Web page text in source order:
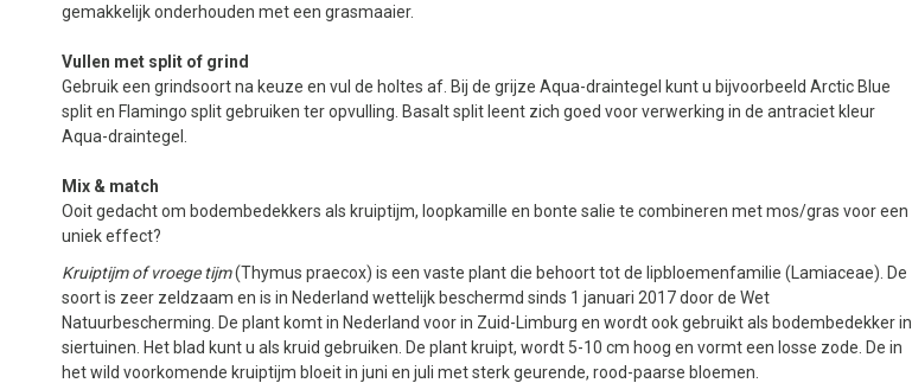
gemakkelijk onderhouden met een grasmaaier.
Vullen met split of grind
Gebruik een grindsoort na keuze en vul de holtes af. Bij de grijze Aqua-draintegel kunt u bijvoorbeeld Arctic Blue
split en Flamingo split gebruiken ter opvulling. Basalt split leent zich goed voor verwerking in de antraciet kleur
Aqua-draintegel.
Mix & match
Ooit gedacht om bodembedekkers als kruiptijm, loopkamille en bonte salie te combineren met mos/gras voor een
uniek effect?
Kruiptijm of vroege tijm(Thymus praecox) is een vaste plant die behoort tot de lipbloemenfamilie (Lamiaceae). De
soort is zeer zeldzaam en is in Nederland wettelijk beschermd sinds 1 januari 2017 door de Wet
Natuurbescherming. De plant komt in Nederland voor in Zuid-Limburg en wordt ook gebruikt als bodembedekker in
siertuinen. Het blad kunt u als kruid gebruiken. De plant kruipt, wordt 5-10 cm hoog en vormt een losse zode. De in
het wild voorkomende kruiptijm bloeit in juni en juli met sterk geurende, rood-paarse bloemen.